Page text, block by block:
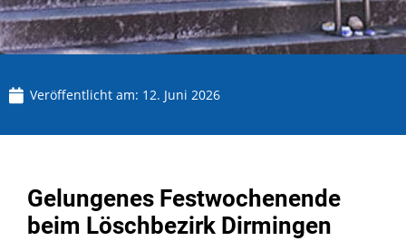
Veröffentlicht am: 12. Juni 2026
Gelungenes Festwochenende
beim Löschbezirk Dirmingen